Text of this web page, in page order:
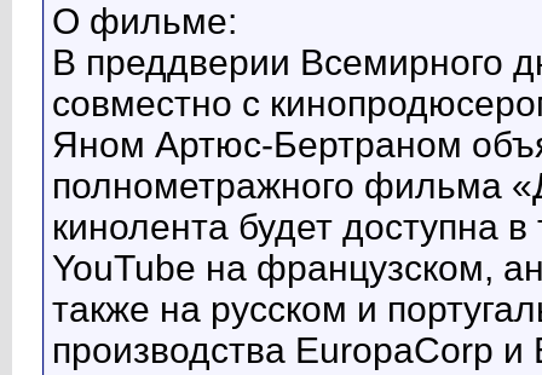
О фильме:
В преддверии Всемирного
совместно с
Яном Артюс-Бертраном
полнометражного фильма
кинолента будет доступна
YouTube на французском,
также на русском и
производства EuropaCorp